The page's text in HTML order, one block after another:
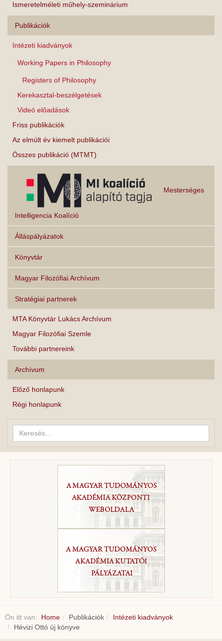
Ismeretelméleti műhely-szeminárium
Publikációk
Intézeti kiadványok
Working Papers in Philosophy
Registers of Philosophy
Kerekasztal-beszélgetések
Videó előadások
Friss publikációk
Az elmúlt év kiemelt publikációi
Összes publikáció (MTMT)
Mesterséges
Intelligencia Koalíció
Álláspályázatok
Könyvtár
Magyar Filozófiai Archívum
Stratégiai partnerek
MTA Könyvtár Lukács Archívum
Magyar Filozófiai Szemle
További partnereink
Archívum
Előző honlapunk
Régi honlapunk
Keresés...
Ön itt van: Home Publikációk
Intézeti kiadványok
Hévizi Ottó új könyve